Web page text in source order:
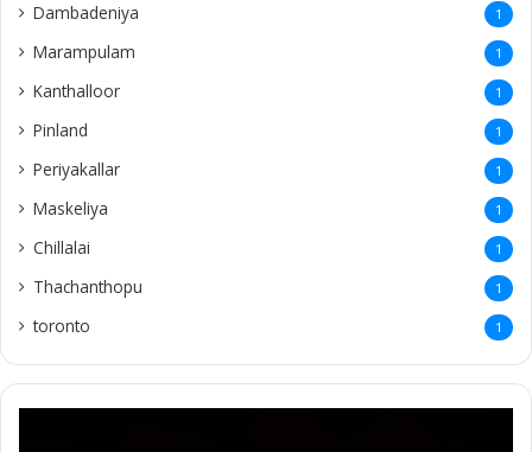
Dambadeniya 1
Marampulam 1
Kanthalloor 1
Pinland 1
Periyakallar 1
Maskeliya 1
Chillalai 1
Thachanthopu 1
toronto 1